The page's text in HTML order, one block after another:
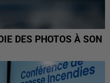
DES PHOTOS À SON